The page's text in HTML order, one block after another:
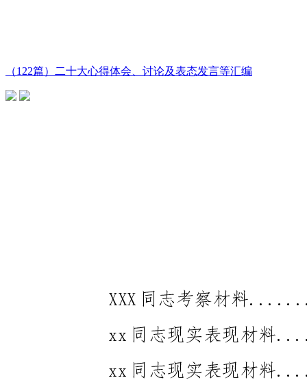
（122篇）二十大心得体会、讨论及表态发言等汇编